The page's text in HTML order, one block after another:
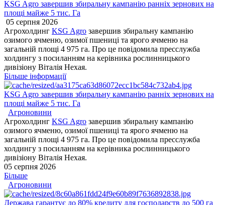
KSG Agro завершив збиральну кампанію ранніх зернових на
площі майже 5 тис. Га
05 серпня 2026
Агрохолдинг KSG Agro завершив збиральну кампанію
озимого ячменю, озимої пшениці та ярого ячменю на
загальній площі 4 975 га. Про це повідомила пресслужба
холдингу з посиланням на керівника рослинницького
дивізіону Віталія Нехая.
Більше інформації
KSG Agro завершив збиральну кампанію ранніх зернових на
площі майже 5 тис. Га
Агроновини
Агрохолдинг KSG Agro завершив збиральну кампанію
озимого ячменю, озимої пшениці та ярого ячменю на
загальній площі 4 975 га. Про це повідомила пресслужба
холдингу з посиланням на керівника рослинницького
дивізіону Віталія Нехая.
05 серпня 2026
Більше
Агроновини
Держава гарантує до 80% кредиту для господарств до 500 га